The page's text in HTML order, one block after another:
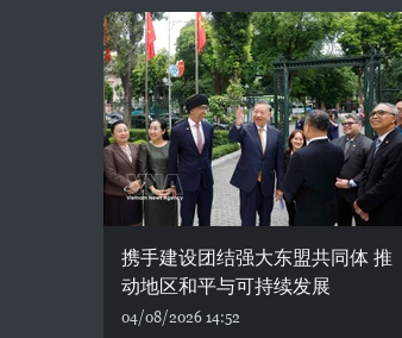
携手建设团结强大东盟共同体 推
动地区和平与可持续发展
04/08/2026 14:52